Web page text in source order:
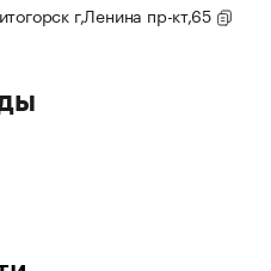
г,Ленина пр-кт,65